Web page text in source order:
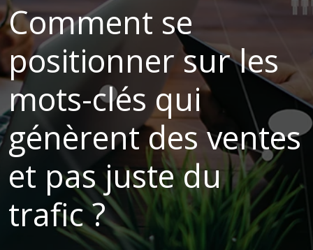
Comment se
positionner sur les
mots-clés qui
génèrent des ventes
et pas juste du
trafic ?